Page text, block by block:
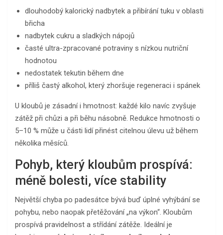
dlouhodobý kalorický nadbytek a přibírání tuku v oblasti
břicha
nadbytek cukru a sladkých nápojů
časté ultra-zpracované potraviny s nízkou nutriční
hodnotou
nedostatek tekutin během dne
příliš častý alkohol, který zhoršuje regeneraci i spánek
U kloubů je zásadní i hmotnost: každé kilo navíc zvyšuje
zátěž při chůzi a při běhu násobně. Redukce hmotnosti o
5–10 % může u části lidí přinést citelnou úlevu už během
několika měsíců.
Pohyb, který kloubům prospívá:
méně bolesti, více stability
Největší chyba po padesátce bývá buď úplné vyhýbání se
pohybu, nebo naopak přetěžování „na výkon“. Kloubům
prospívá pravidelnost a střídání zátěže. Ideální je